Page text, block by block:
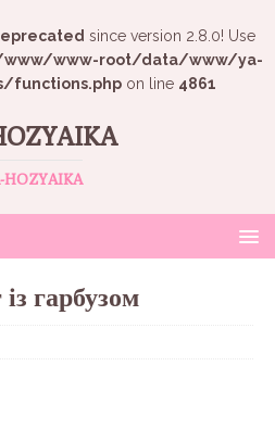
since version 2.8.0! Use
www-root/data/www/ya-
functions.php on line 4861
HOZYAIKA
гарбузом